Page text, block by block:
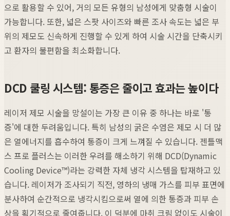
으로 활용할 수 있어, 거의 모든 유형의 남성에게 맞춤형 시술이
가능합니다. 또한, 넓은 스팟 사이즈와 빠른 조사 속도는 넓은 부
위의 제모도 신속하게 진행할 수 있게 하여 시술 시간을 단축시키
고 환자의 불편함을 최소화합니다.
DCD 쿨링 시스템: 통증은 줄이고 효과는 높이다
레이저 제모 시술을 망설이는 가장 큰 이유 중 하나는 바로 '통
증'에 대한 두려움입니다. 특히 남성의 굵은 수염은 제모 시 더 많
은 열에너지를 흡수하여 통증이 크게 느껴질 수 있습니다. 젠틀맥
스 프로 플러스는 이러한 우려를 해소하기 위해 DCD(Dynamic
Cooling Device™)라는 강력한 자체 냉각 시스템을 탑재하고 있
습니다. 레이저가 조사되기 직전, 영하의 냉매 가스를 피부 표면에
분사하여 순간적으로 냉각시킴으로써 열에 의한 통증과 피부 손
상을 획기적으로 줄여줍니다. 이 덕분에 마취 크림 없이도 시술이